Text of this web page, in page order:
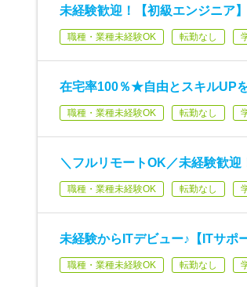
未経験歓迎！【初級エンジニ
職種・業種未経験OK 転勤なし
在宅率100％★自由とスキルUP
職種・業種未経験OK 転勤なし
＼フルリモートOK／未経験歓
職種・業種未経験OK 転勤なし
未経験からITデビュー♪【ITサポ
職種・業種未経験OK 転勤なし